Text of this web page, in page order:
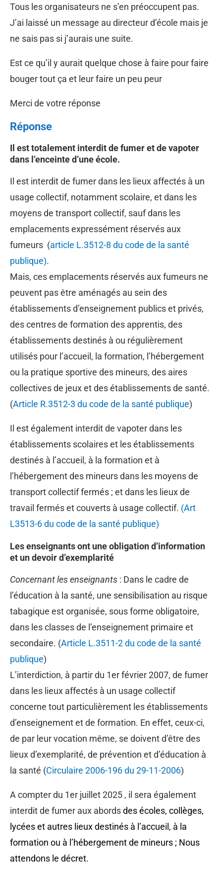
Tous les organisateurs ne s’en préoccupent pas.
J’ai laissé un message au directeur d’école mais je
ne sais pas si j’aurais une suite.
Est ce qu’il y aurait quelque chose à faire pour faire
bouger tout ça et leur faire un peu peur
Merci de votre réponse
Réponse
Il est totalement interdit de fumer et de vapoter
dans l’enceinte d’une école.
Il est interdit de fumer dans les lieux affectés à un
usage collectif, notamment scolaire, et dans les
moyens de transport collectif, sauf dans les
emplacements expressément réservés aux
fumeurs (article L.3512-8 du code de la santé
publique).
Mais, ces emplacements réservés aux fumeurs ne
peuvent pas être aménagés au sein des
établissements d’enseignement publics et privés,
des centres de formation des apprentis, des
établissements destinés à ou régulièrement
utilisés pour l’accueil, la formation, l’hébergement
ou la pratique sportive des mineurs, des aires
collectives de jeux et des établissements de santé.
(Article R.3512-3 du code de la santé publique)
Il est également interdit de vapoter dans les
établissements scolaires et les établissements
destinés à l’accueil, à la formation et à
l’hébergement des mineurs dans les moyens de
transport collectif fermés ; et dans les lieux de
travail fermés et couverts à usage collectif. (Art
L3513-6 du code de la santé publique)
Les enseignants ont une obligation d’information
et un devoir d’exemplarité
Concernant les enseignants : Dans le cadre de
l’éducation à la santé, une sensibilisation au risque
tabagique est organisée, sous forme obligatoire,
dans les classes de l’enseignement primaire et
secondaire. (Article L.3511-2 du code de la santé
publique)
L’interdiction, à partir du 1er février 2007, de fumer
dans les lieux affectés à un usage collectif
concerne tout particulièrement les établissements
d’enseignement et de formation. En effet, ceux-ci,
de par leur vocation même, se doivent d’être des
lieux d’exemplarité, de prévention et d’éducation à
la santé (Circulaire 2006-196 du 29-11-2006)
A compter du 1er juillet 2025 , il sera également
interdit de fumer aux abordsdes écoles, collèges,
lycées et autres lieux destinés à l’accueil, à la
formation ou à l’hébergement de mineurs ; Nous
attendons le décret.